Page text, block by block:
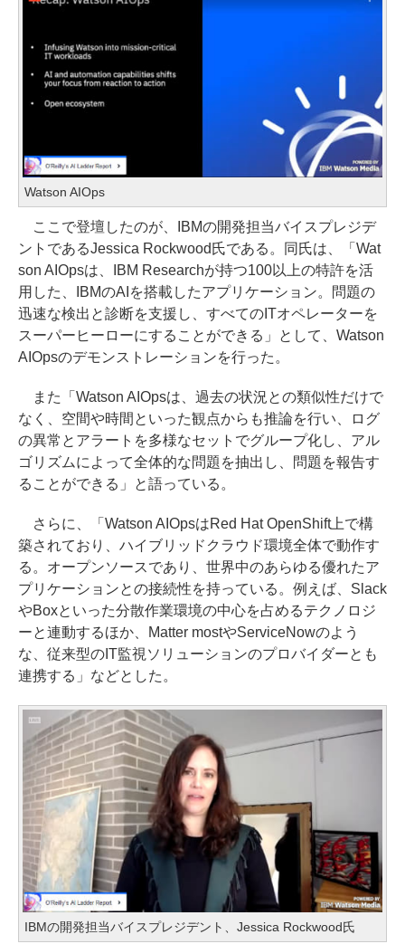
Watson AIOps
ここで登壇したのが、IBMの開発担当バイスプレジデ
ントであるJessica Rockwood氏である。同氏は、「Wat
son AIOpsは、IBM Researchが持つ100以上の特許を活
用した、IBMのAIを搭載したアプリケーション。問題の
迅速な検出と診断を支援し、すべてのITオペレーターを
スーパーヒーローにすることができる」として、Watson
AIOpsのデモンストレーションを行った。
また「Watson AIOpsは、過去の状況との類似性だけで
なく、空間や時間といった観点からも推論を行い、ログ
の異常とアラートを多様なセットでグループ化し、アル
ゴリズムによって全体的な問題を抽出し、問題を報告す
ることができる」と語っている。
さらに、「Watson AIOpsはRed Hat OpenShift上で構
築されており、ハイブリッドクラウド環境全体で動作す
る。オープンソースであり、世界中のあらゆる優れたア
プリケーションとの接続性を持っている。例えば、Slack
やBoxといった分散作業環境の中心を占めるテクノロジ
ーと連動するほか、Matter mostやServiceNowのよう
な、従来型のIT監視ソリューションのプロバイダーとも
連携する」などとした。
IBMの開発担当バイスプレジデント、Jessica Rockwood氏